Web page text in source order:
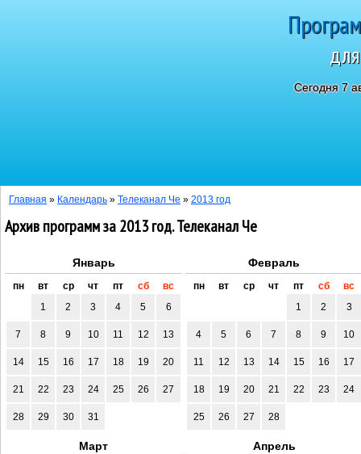
Сегодня 7
Главная » Календарь » Телеканал Че » 2013 год
Архив программ за 2013 год. Телеканал Че
Январь
пн вт ср чт пт сб
вс
1
2 3 4 5 6
7 8 9 10 11 12 13
14 15 16 17 18 19 20
21 22 23 24 25 26 27
28 29 30 31
Февраль
пн вт ср чт пт сб
вс
1
2 3
4 5 6 7 8 9 10
11 12 13 14 15 16 17
18 19 20 21 22 23 24
25 26 27 28
Март Апрель